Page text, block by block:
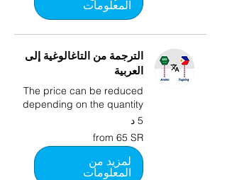
المعلومات
الترجمة من التاغالوغية إلى
العربية
The price can be reduced
depending on the quantity
5 د
from
65
SR
from 65 SR
لمزيد من
المعلومات